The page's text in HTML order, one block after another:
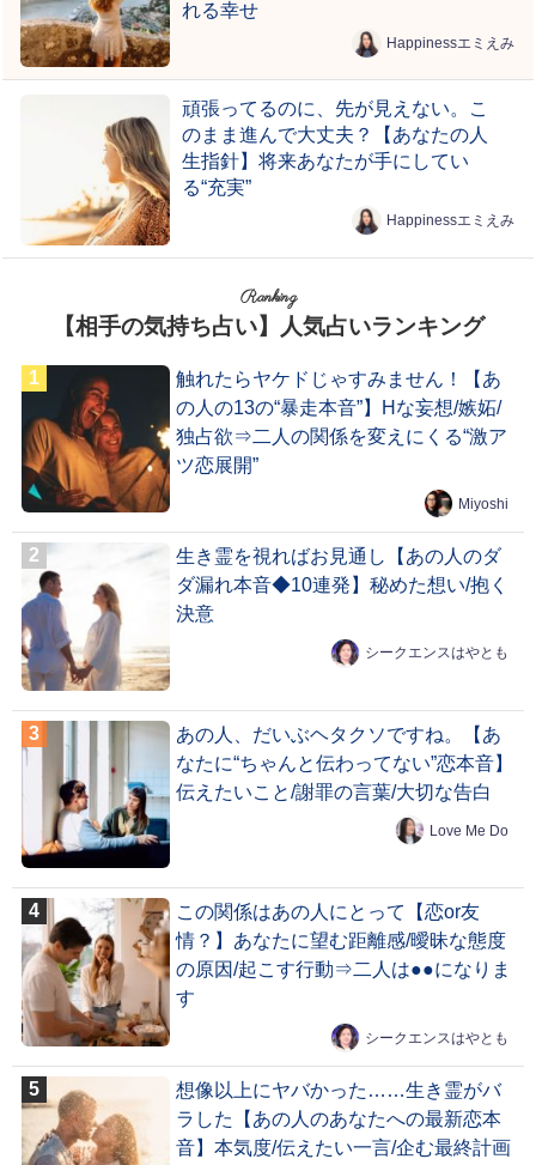
れる幸せ
Happinessエミえみ
頑張ってるのに、先が見えない。こ
のまま進んで大丈夫？【あなたの人
生指針】将来あなたが手にしてい
る“充実”
Happinessエミえみ
Ranking
【相手の気持ち占い】人気占いランキング
触れたらヤケドじゃすみません！【あ
の人の13の“暴走本音”】Hな妄想/嫉妬/
独占欲⇒二人の関係を変えにくる“激ア
ツ恋展開”
Miyoshi
生き霊を視ればお見通し【あの人のダ
ダ漏れ本音◆10連発】秘めた想い/抱く
決意
シークエンスはやとも
あの人、だいぶヘタクソですね。【あ
なたに“ちゃんと伝わってない”恋本音】
伝えたいこと/謝罪の言葉/大切な告白
Love Me Do
この関係はあの人にとって【恋or友
情？】あなたに望む距離感/曖昧な態度
の原因/起こす行動⇒二人は●●になりま
す
シークエンスはやとも
想像以上にヤバかった……生き霊がバ
ラした【あの人のあなたへの最新恋本
音】本気度/伝えたい一言/企む最終計画